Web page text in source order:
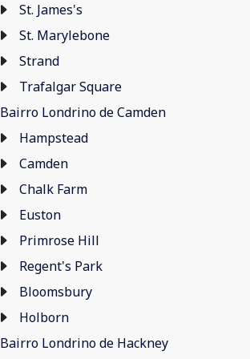
St. James's
St. Marylebone
Strand
Trafalgar Square
Bairro Londrino de Camden
Hampstead
Camden
Chalk Farm
Euston
Primrose Hill
Regent's Park
Bloomsbury
Holborn
Bairro Londrino de Hackney